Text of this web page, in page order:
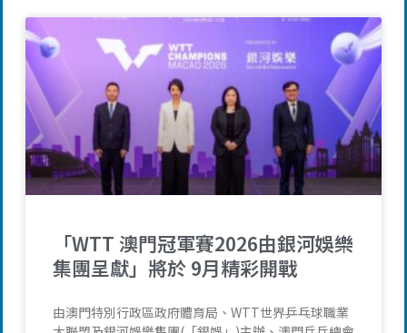
「WTT 澳門冠軍賽2026由銀河娛樂
集團呈獻」將於 9月精彩開戰
由澳門特別行政區政府體育局、WTT世界乒乓球職業